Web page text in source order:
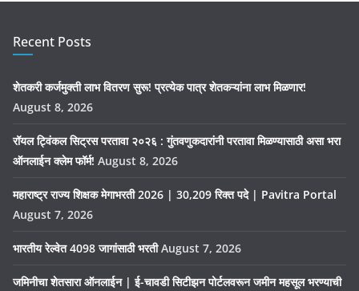
Recent Posts
शेतकरी कर्जमुक्ती लाभ वितरण सुरू! प्रत्येक पात्र शेतकऱ्यांना लाभ मिळणार!
August 8, 2026
रॉयल ट्विंकल सिट्रस परतावा २०२६ : गुंतवणुकदारांनी परतावा मिळण्यासाठी असा भरा
ऑनलाईन क्लेम फॉर्म! August 8, 2026
महाराष्ट्र राज्य शिक्षक मेगाभरती 2026 | 30,209 रिक्त पदे | Pavitra Portal
August 7, 2026
भारतीय रेल्वेत 4098 जागांसाठी भरती August 7, 2026
जमिनीचा शेतसारा ऑनलाईन | ई-चावडी सिटीझन पोर्टलवरून जमीन महसूल भरण्याची